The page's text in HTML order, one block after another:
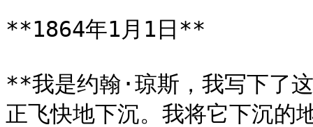
**1864年1月1日**
**我是约翰·琼斯，我写下了
正飞快地下沉。我将它下沉的